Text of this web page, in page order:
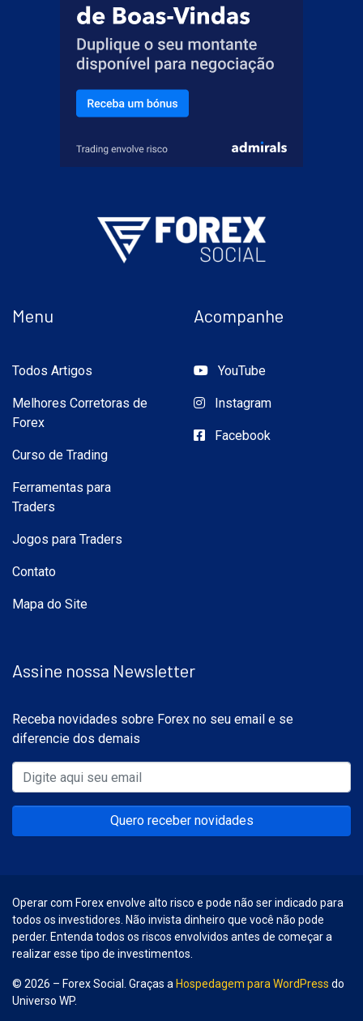
Menu
Todos Artigos
Melhores Corretoras de
Forex
Curso de Trading
Ferramentas para
Traders
Jogos para Traders
Contato
Mapa do Site
Acompanhe
YouTube
Instagram
Facebook
Assine nossa Newsletter
Receba novidades sobre Forex no seu email e se
diferencie dos demais
Quero receber novidades
Operar com Forex envolve alto risco e pode não ser indicado para
todos os investidores. Não invista dinheiro que você não pode
perder. Entenda todos os riscos envolvidos antes de começar a
realizar esse tipo de investimentos.
© 2026 – Forex Social. Graças a Hospedagem para WordPress do
Universo WP.